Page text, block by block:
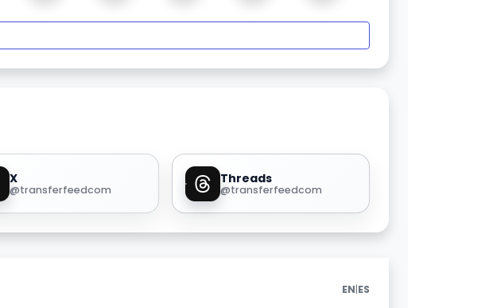
X
@transferfeedcom
Threads
@transferfeedcom
EN|ES